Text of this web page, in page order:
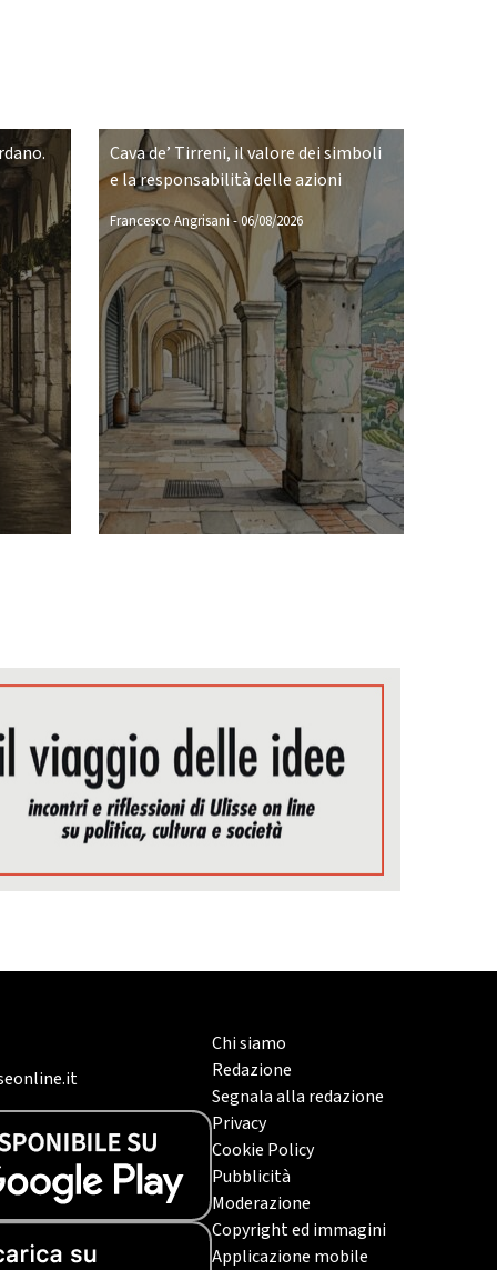
Cava de’ Tirreni, il valore dei simboli
e la responsabilità delle azioni
Francesco Angrisani-06/08/2026
Chi siamo
Redazione
Segnala alla redazione
Privacy
Cookie Policy
Pubblicità
Moderazione
Copyright ed immagini
Applicazione mobile